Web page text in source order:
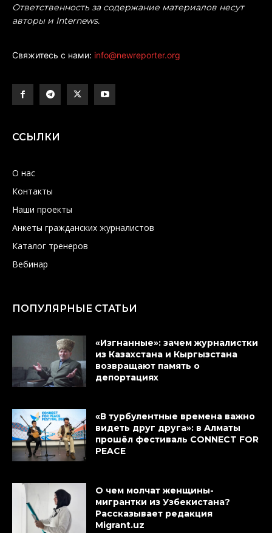
Ответственность за содержание материалов несут
авторы и Internews.
Свяжитесь с нами: info@newreporter.org
ССЫЛКИ
О нас
Контакты
Наши проекты
Анкеты гражданских журналистов
Каталог тренеров
Вебинар
ПОПУЛЯРНЫЕ СТАТЬИ
«Изгнанные»: зачем журналистки
из Казахстана и Кыргызстана
возвращают память о
депортациях
«В турбулентные времена важно
видеть друг друга»: в Алматы
прошёл фестиваль CONNECT FOR
PEACE
О чем молчат женщины-
мигрантки из Узбекистана?
Рассказывает редакция
Migrant.uz